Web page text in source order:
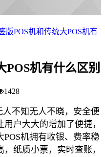
版POS机和传统大POS机有
POS机有什么区别
1428
不知无人不晓，安全便
户大大的增加了便捷，
机拥有收银、费率稳
纸质小票，实时查账，